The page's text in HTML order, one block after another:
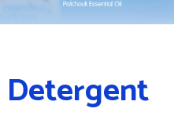
Detergent